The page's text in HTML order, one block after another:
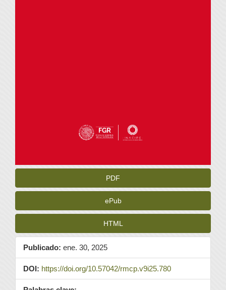
PDF
ePub
HTML
Publicado: ene. 30, 2025
DOI: https://doi.org/10.57042/rmcp.v9i25.780